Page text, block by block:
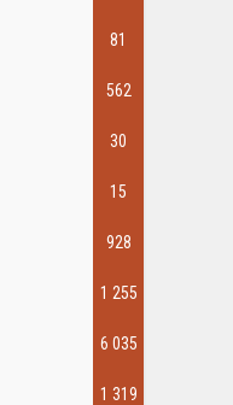
81
562
30
15
928
1 255
6 035
1 319